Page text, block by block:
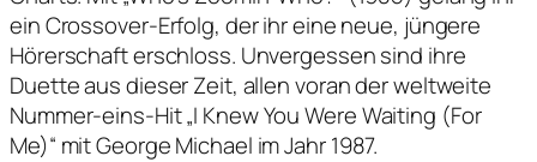
ein Crossover-Erfolg, der ihr eine neue, jüngere
Hörerschaft erschloss. Unvergessen sind ihre
Duette aus dieser Zeit, allen voran der weltweite
Nummer-eins-Hit „I Knew You Were Waiting (For
Me)“ mit George Michael im Jahr 1987.